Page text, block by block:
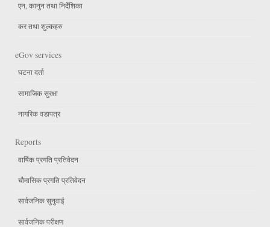
एन, कानुन तथा निर्देशिका
कर तथा शुल्कहरु
eGov services
घटना दर्ता
सामाजिक सुरक्षा
नागरिक वडापत्र
Reports
वार्षिक प्रगति प्रतिवेदन
चौमासिक प्रगति प्रतिवेदन
सार्वजनिक सुनुवाई
सार्वजनिक परीक्षण